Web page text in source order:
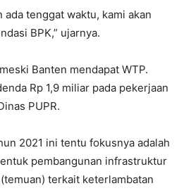
ada tenggat waktu, kami akan
BPK,” ujarnya.
Banten mendapat WTP.
Rp 1,9 miliar pada pekerjaan
PUPR.
2021 ini tentu fokusnya adalah
pembangunan infrastruktur
terkait keterlambatan